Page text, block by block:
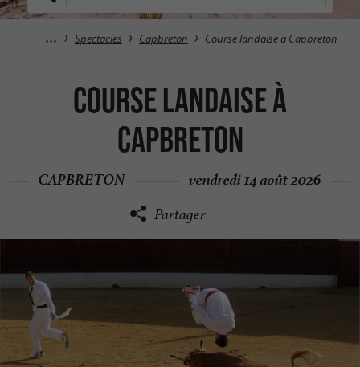
Spectacles Capbreton Course landaise à Capbreton
Course landaise à
Capbreton
CAPBRETON vendredi 14 août 2026
Partager